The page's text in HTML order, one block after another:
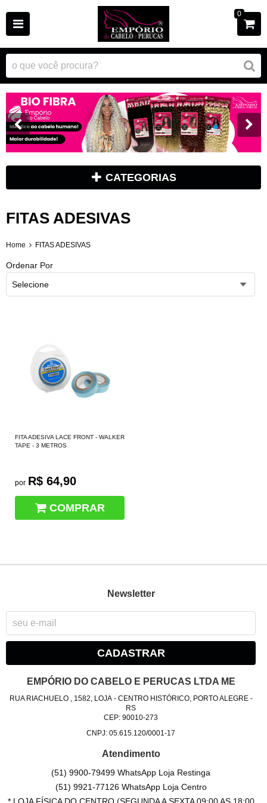
0
CATEGORIAS
FITAS ADESIVAS
Home FITAS ADESIVAS
Ordenar Por
Selecione
FITA ADESIVA LACE FRONT - WALKER
TAPE - 3 METROS
por R$ 64,90
COMPRAR
Newsletter
CADASTRAR
EMPÓRIO DO CABELO E PERUCAS LTDA ME
RUA RIACHUELO , 1582, LOJA- CENTRO HISTÓRICO, PORTO ALEGRE-
RS
CEP: 90010-273
CNPJ: 05.615.120/0001-17
Atendimento
(51) 9900-79499 WhatsApp Loja Restinga
(51) 9921-77126 WhatsApp Loja Centro